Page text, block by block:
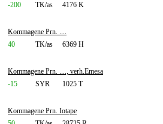
-200
TK/as 4176 K
Kommagene Prn. ....
40
TK/as 6369 H
Kommagene Prn. ...., verh.Emesa
-15
SYR 1025 T
Kommagene Prn. Iotape